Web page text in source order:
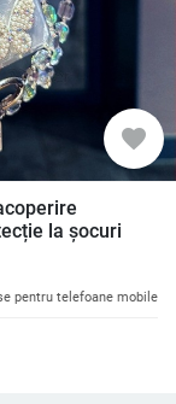
favorite
la șocuri
pentru telefoane mobile